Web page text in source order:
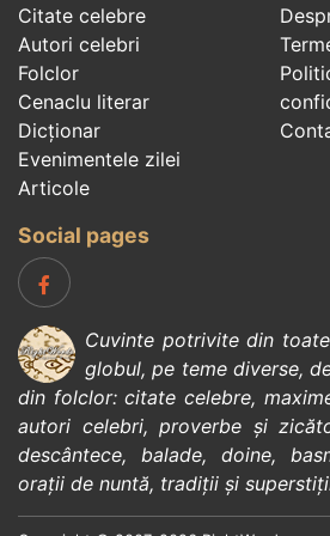
Citate celebre
Autori celebri
Folclor
Cenaclu literar
Dicționar
Evenimentele zilei
Articole
Social pages
Cuvinte potrivite din
globul, pe teme diverse,
din folclor:citate celebre,
autori celebri,proverbe și
descântece, balade, doine,
orații de nuntă, tradiții și